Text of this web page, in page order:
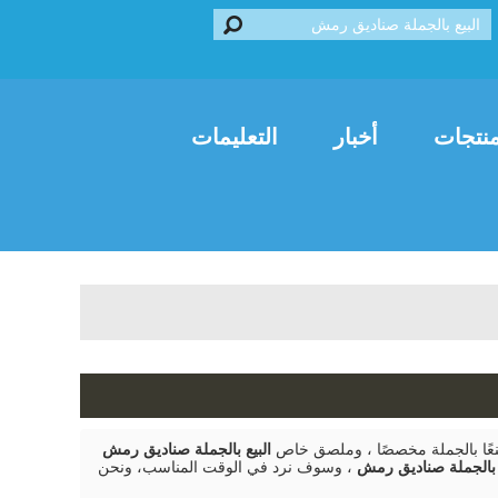
أخبار التعليمات
بالجملة مخصصًا ، وملصق خاص البيع بالجملة صناديق رمش
بالجملة صناديق رمش ، وسوف نرد في الوقت المناسب، ونحن